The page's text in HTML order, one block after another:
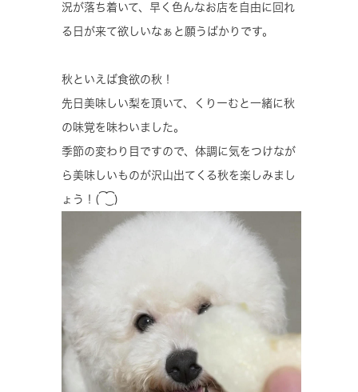
況が落ち着いて、早く色んなお店を自由に回れ
る日が来て欲しいなぁと願うばかりです。
秋といえば食欲の秋！
先日美味しい梨を頂いて、くりーむと一緒に秋
の味覚を味わいました。
季節の変わり目ですので、体調に気をつけなが
ら美味しいものが沢山出てくる秋を楽しみまし
ょう！( ͡ ͜ ͡ )